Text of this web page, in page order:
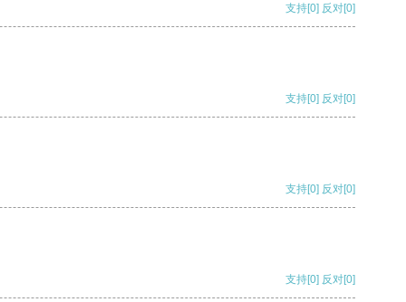
支持[0] 反对[0]
支持[0] 反对[0]
支持[0] 反对[0]
支持[0] 反对[0]